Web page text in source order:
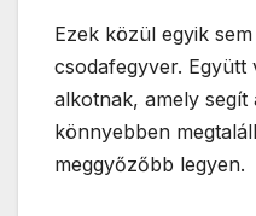
Ezek közül egyik
csodafegyver.
alkotnak, amely
könnyebben
meggyőzőbb legyen.